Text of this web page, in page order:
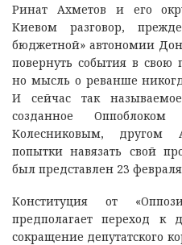
Ринат Ахметов и его
Киевом разговор,
бюджетной» автономии
повернуть события в свою
но мысль о реванше
И сейчас так называемое
созданное Оппоблоком
Колесниковым, другом
попытки навязать свой
был представлен 23 февраля
Конституция от
предполагает переход к
сокращение депутатского